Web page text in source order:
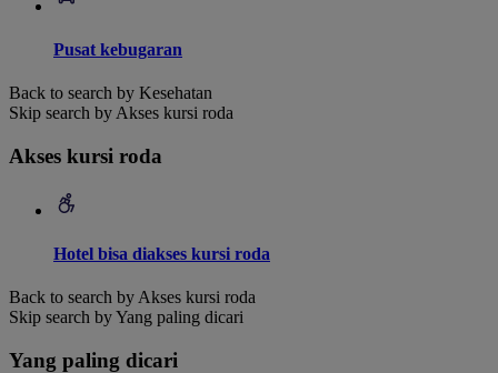
Pusat kebugaran
Back to search by Kesehatan
Skip search by Akses kursi roda
Akses kursi roda
Hotel bisa diakses kursi roda
Back to search by Akses kursi roda
Skip search by Yang paling dicari
Yang paling dicari